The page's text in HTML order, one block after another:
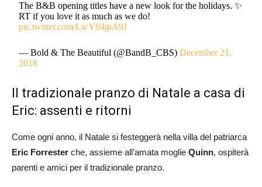
The B&B opening titles have a new look for the holidays. ✨
RT if you love it as much as we do!
pic.twitter.com/LwY04jpA9J
— Bold & The Beautiful (@BandB_CBS)December 21,
2018
Il tradizionale pranzo di Natale a casa di
Eric: assenti e ritorni
Come ogni anno, il Natale si festeggerà nella villa del patriarca
Eric Forrester che, assieme all’amata moglie Quinn, ospiterà
parenti e amici per il tradizionale pranzo.